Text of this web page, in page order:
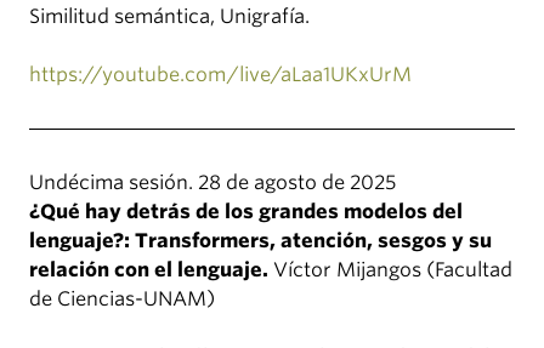
Similitud semántica, Unigrafía.
https://youtube.com/live/aLaa1UKxUrM
Undécima sesión. 28 de agosto de 2025
¿Qué hay detrás de los grandes modelos del
lenguaje?: Transformers, atención, sesgos y su
relación con el lenguaje. Víctor Mijangos (Facultad
de Ciencias-UNAM)